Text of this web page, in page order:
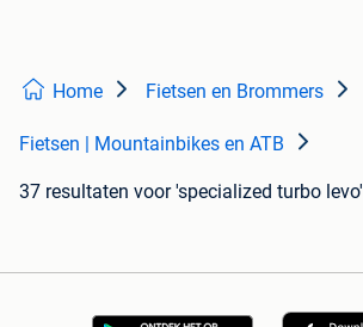
Home Fietsen en Brommers
Fietsen | Mountainbikes en ATB
37 resultaten voor 'specialized turbo levo'